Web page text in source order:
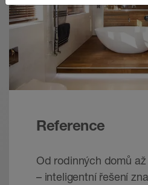
Reference
Od rodinných domů
– inteligentní řešení